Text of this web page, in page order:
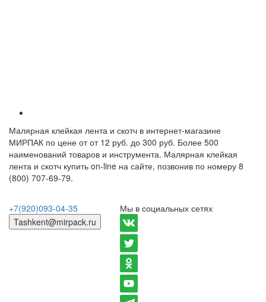
Малярная клейкая лента и скотч в интернет-магазине
МИРПАК по цене от от 12 руб. до 300 руб. Более 500
наименований товаров и инструмента. Малярная клейкая
лента и скотч купить on-line на сайте, позвонив по номеру 8
(800) 707-69-79.
+7(920)093-04-35
Tashkent@mirpack.ru
Мы в социальных сетях